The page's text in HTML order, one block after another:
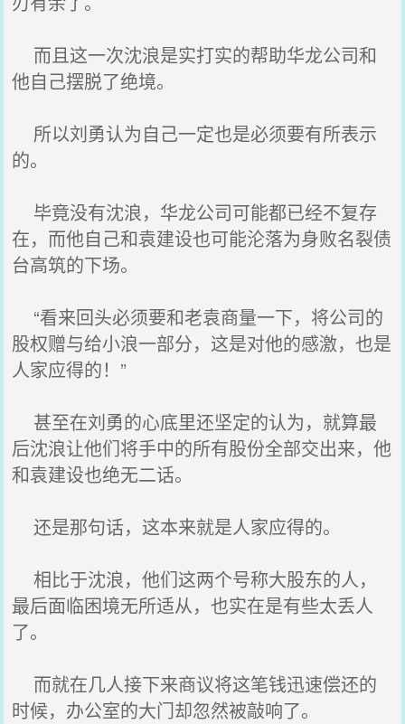
而且这一次沈浪是实打实的帮助华龙公司和
他自己摆脱了绝境。
所以刘勇认为自己一定也是必须要有所表示
的。
毕竟没有沈浪，华龙公司可能都已经不复存
在，而他自己和袁建设也可能沦落为身败名裂债
台高筑的下场。
“看来回头必须要和老袁商量一下，将公司的
股权赠与给小浪一部分，这是对他的感激，也是
人家应得的！”
甚至在刘勇的心底里还坚定的认为，就算最
后沈浪让他们将手中的所有股份全部交出来，他
和袁建设也绝无二话。
还是那句话，这本来就是人家应得的。
相比于沈浪，他们这两个号称大股东的人，
最后面临困境无所适从，也实在是有些太丢人
了。
而就在几人接下来商议将这笔钱迅速偿还的
时候，办公室的大门却忽然被敲响了。